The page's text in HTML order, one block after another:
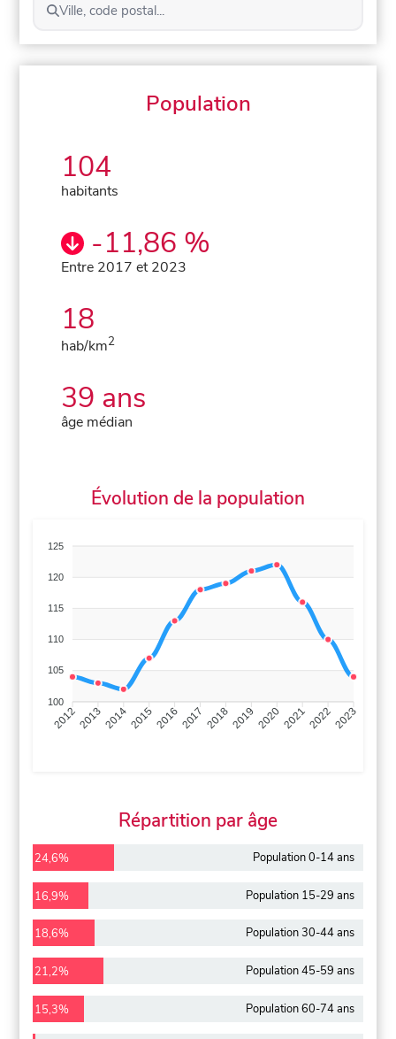
Ville, code postal...
Population
104
habitants
-11,86 %
Entre 2017 et 2023
18
hab/km2
39 ans
âge médian
Évolution de la population
125
120
115
110
105
100
201220132014201520162017 20182019 2020202120222023
Répartition par âge
24,6% Population 0-14 ans
16,9% Population 15-29 ans
18,6% Population 30-44 ans
21,2% Population 45-59 ans
15,3% Population 60-74 ans